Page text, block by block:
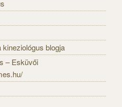
blogja
– Esküvői